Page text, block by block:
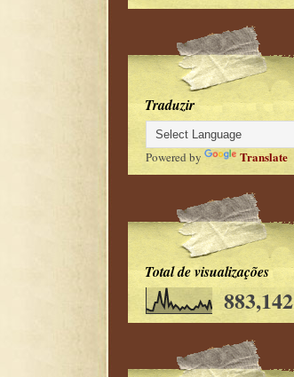
Traduzir
Powered by Translate
Total de visualizações
883,142